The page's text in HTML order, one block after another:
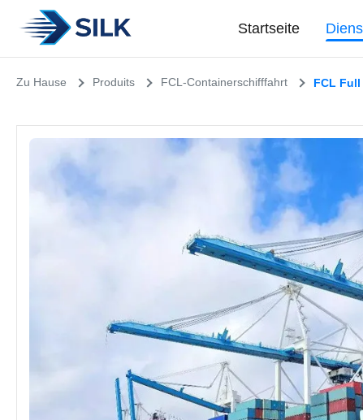
Startseite
Zu Hause Produits FCL-Containerschifffahrt FCL